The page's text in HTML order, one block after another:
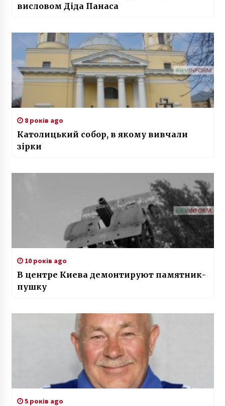
висловом Діда Панаса
8 років ago
Католицький собор, в якому вивчали
зірки
10 років ago
В центре Киева демонтируют памятник-
пушку
5 років ago